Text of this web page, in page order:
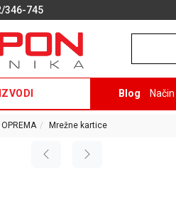
346-745
Blog
Mrežne kartice